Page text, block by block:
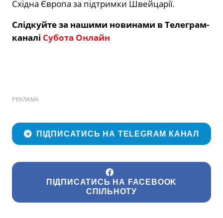
Східна Європа за підтримки Швейцарії.
Слідкуйте за нашими новинами в Телеграм-
каналі Субота Онлайн
РЕКЛАМА
ПІДПИСАТИСЬ НА TELEGRAM КАНАЛ
ПІДПИСАТИСЬ НА FACEBOOK
СПІЛЬНОТУ